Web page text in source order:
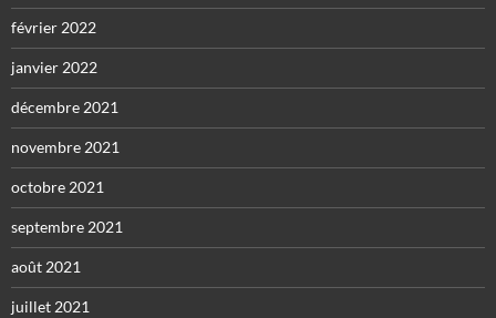
février 2022
janvier 2022
décembre 2021
novembre 2021
octobre 2021
septembre 2021
août 2021
juillet 2021